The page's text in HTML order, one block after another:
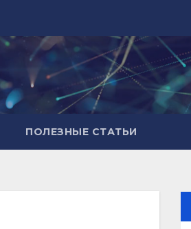
ПОЛЕЗНЫЕ СТАТЬИ